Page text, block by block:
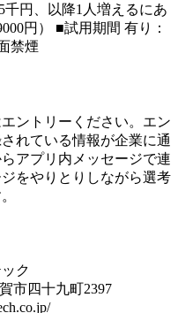
千円、以降1人増えるにあ
円） ■試用期間 有り：
禁煙
ントリーください。エン
れている情報が企業に通
アプリ内メッセージで連
をやりとりしながら選考
ク
市四十九町2397